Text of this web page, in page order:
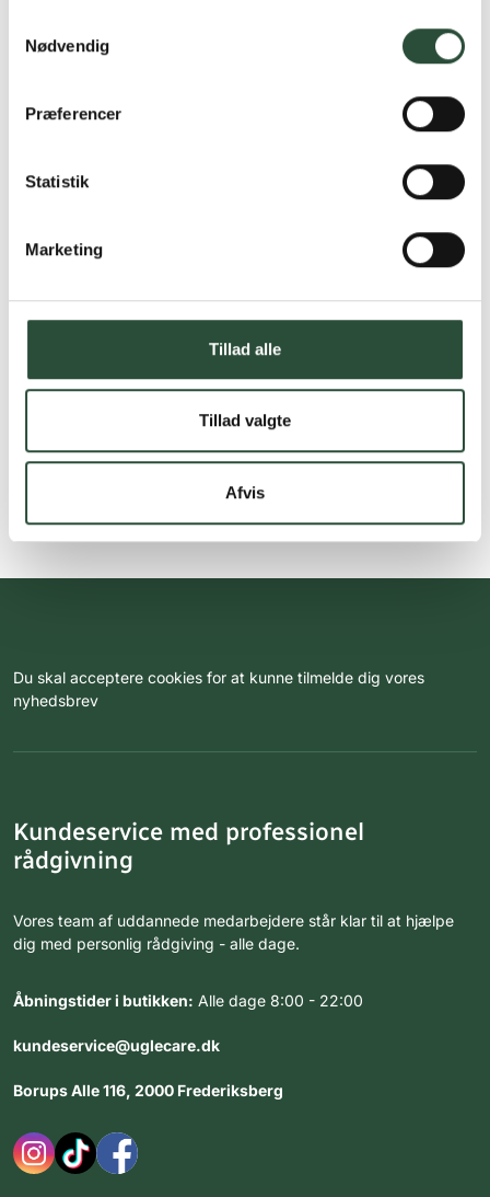
Nødvendig
Præferencer
Statistik
Marketing
Tillad alle
Tillad valgte
Afvis
Du skal acceptere cookies for at kunne tilmelde dig vores
nyhedsbrev
Kundeservice med professionel
rådgivning
Vores team af uddannede medarbejdere står klar til at hjælpe
dig med personlig rådgiving - alle dage.
Åbningstider i butikken: Alle dage 8:00 - 22:00
kundeservice@uglecare.dk
Borups Alle 116, 2000 Frederiksberg